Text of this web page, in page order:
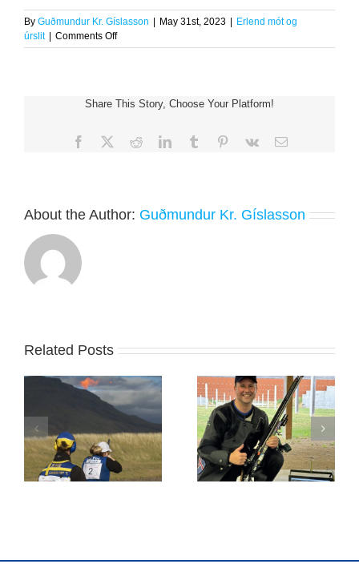
By Guðmundur Kr. Gíslasson May 31st, 2023
Erlend mót og
úrslit
Comments Offon
Ívar
dag
Smáþjóðaleikunum
Share This Story, Choose Your Platform!
Facebook RedditLinkedInTumblr Pinterest
Vk Email
About the Author: Guðmundur Kr. Gíslasson
Related Posts
Jón Þór sigraði í
Svíþjóð
Evrópumeistaramótinu
í Króatíu lokið